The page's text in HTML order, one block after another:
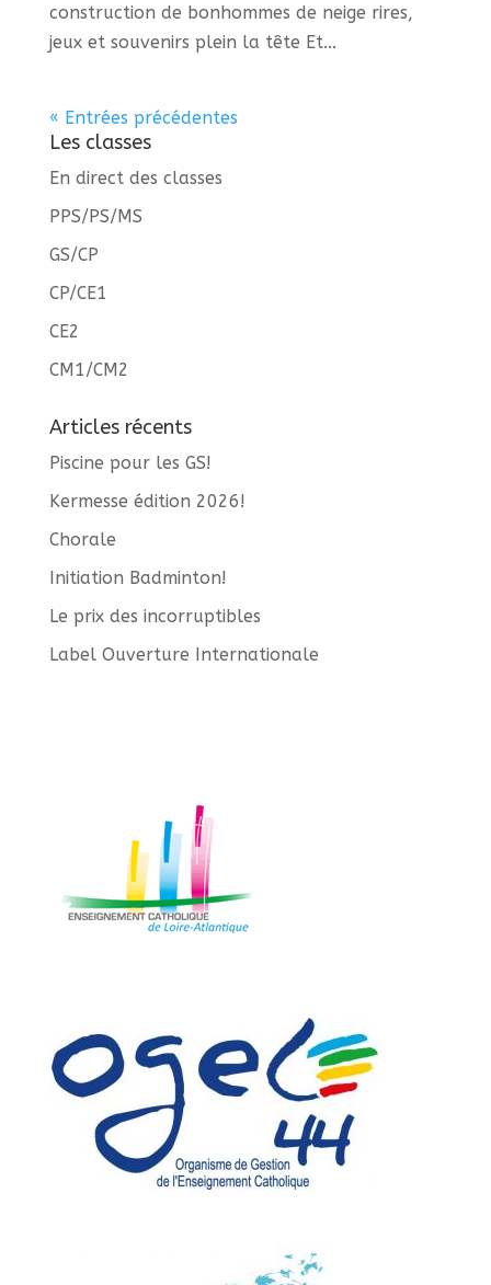
construction de bonhommes de neige rires,
jeux et souvenirs plein la tête Et...
« Entrées précédentes
Les classes
En direct des classes
PPS/PS/MS
GS/CP
CP/CE1
CE2
CM1/CM2
Articles récents
Piscine pour les GS!
Kermesse édition 2026!
Chorale
Initiation Badminton!
Le prix des incorruptibles
Label Ouverture Internationale